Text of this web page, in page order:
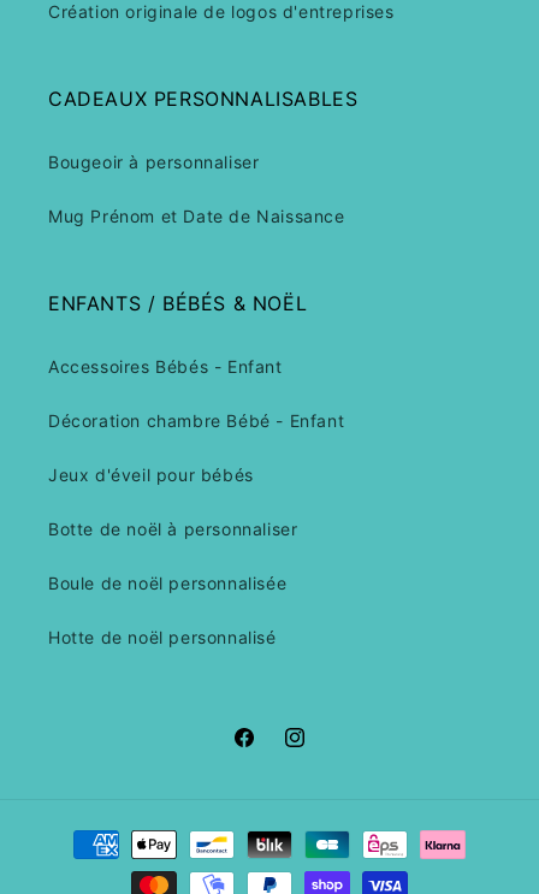
Création originale de logos d'entreprises
CADEAUX PERSONNALISABLES
Bougeoir à personnaliser
Mug Prénom et Date de Naissance
ENFANTS / BÉBÉS & NOËL
Accessoires Bébés - Enfant
Décoration chambre Bébé - Enfant
Jeux d'éveil pour bébés
Botte de noël à personnaliser
Boule de noël personnalisée
Hotte de noël personnalisé
FacebookInstagram
Moyens